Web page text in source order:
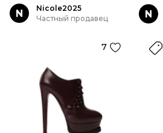
N
Nicole2025
Частный продавец
7
N